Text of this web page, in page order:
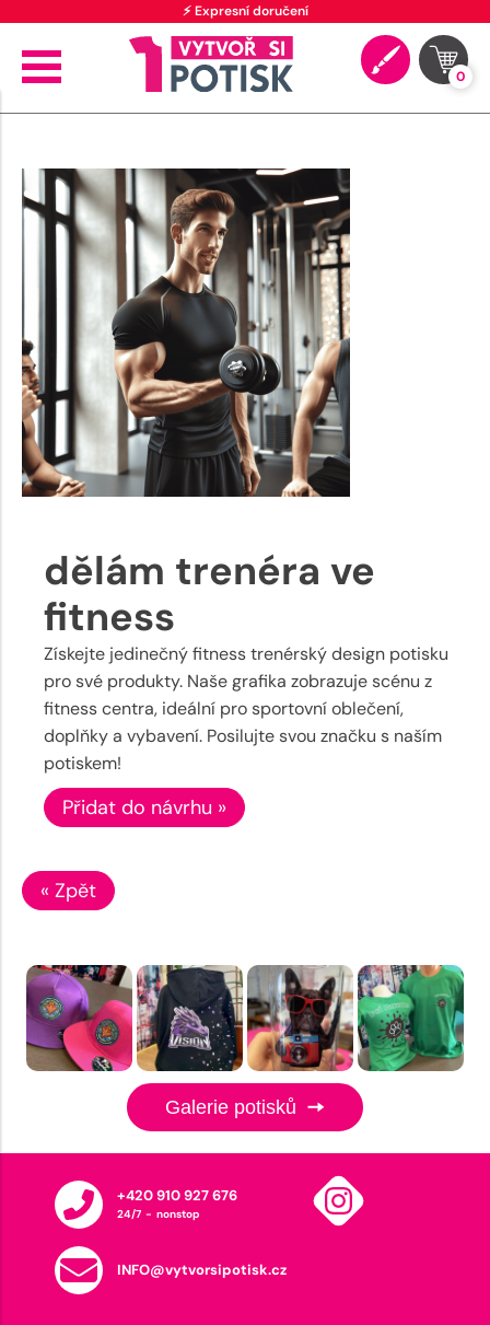
⚡ Expresní doručení
0
dělám trenéra ve
fitness
Získejte jedinečný fitness trenérský design potisku
pro své produkty. Naše grafika zobrazuje scénu z
fitness centra, ideální pro sportovní oblečení,
doplňky a vybavení. Posilujte svou značku s naším
potiskem!
Přidat do návrhu »
« Zpět
Galerie potisků
+420 910 927 676
24/7 - nonstop
INFO@vytvorsipotisk.cz